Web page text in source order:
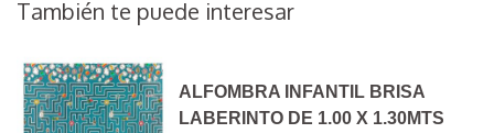
También te puede interesar
ALFOMBRA INFANTIL BRISA
LABERINTO DE 1.00 X 1.30MTS